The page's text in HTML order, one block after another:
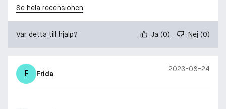
Se hela recensionen
Var detta till hjälp? Ja (0) Nej (0)
F Frida
2023-08-24